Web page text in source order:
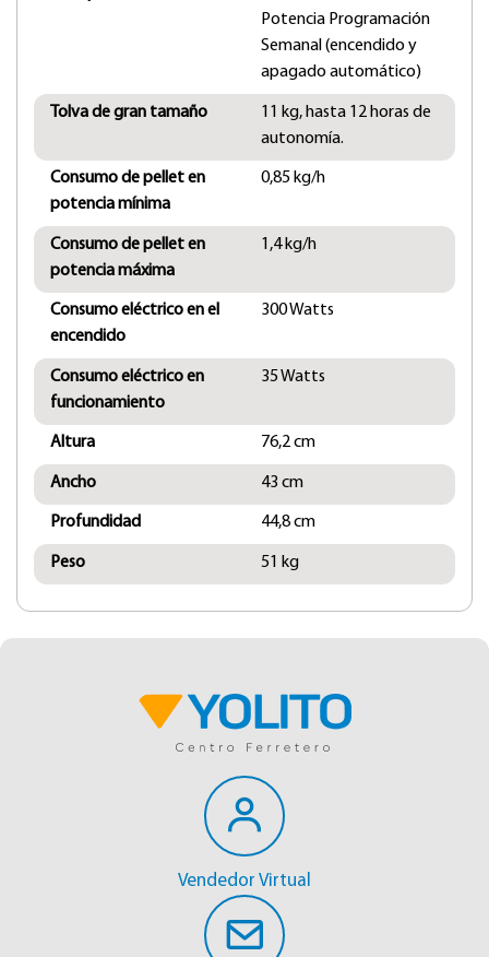
Potencia Programación
Semanal (encendido y
apagado automático)
Tolva de gran tamaño
11 kg, hasta 12 horas de
autonomía.
Consumo de pellet en
potencia mínima
0,85 kg/h
Consumo de pellet en
potencia máxima
1,4 kg/h
Consumo eléctrico en el
encendido
300 Watts
Consumo eléctrico en
funcionamiento
35 Watts
Altura 76,2 cm
Ancho 43 cm
Profundidad 44,8 cm
Peso 51 kg
Vendedor Virtual